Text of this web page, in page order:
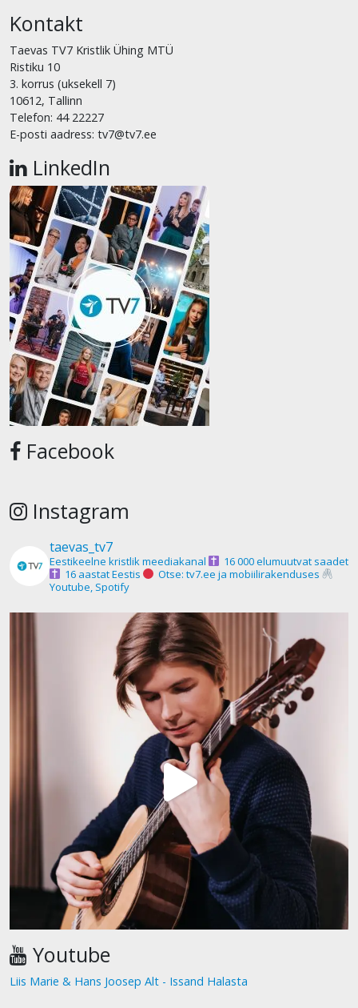
Kontakt
Taevas TV7 Kristlik Ühing MTÜ
Ristiku 10
3. korrus (uksekell 7)
10612, Tallinn
Telefon: 44 22227
E-posti aadress: tv7@tv7.ee
LinkedIn
Facebook
Instagram
taevas_tv7
Eestikeelne kristlik meediakanal
16 000 elumuutvat saadet
16 aastat Eestis
Otse: tv7.ee ja mobiilirakenduses
Youtube, Spotify
Youtube
Liis Marie & Hans Joosep Alt - Issand Halasta